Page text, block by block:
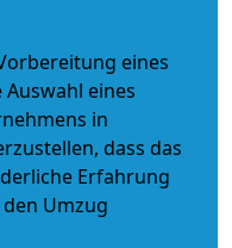
eines
eines
in
dass das
Erfahrung
Umzug